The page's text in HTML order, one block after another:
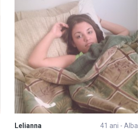
Lelianna 41 ani - Alba